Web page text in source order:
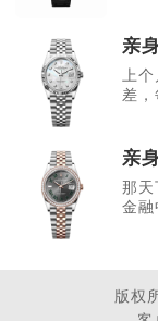
亲
上个
差
亲
那天
金
版权